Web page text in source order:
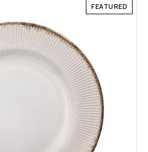
FEATURED